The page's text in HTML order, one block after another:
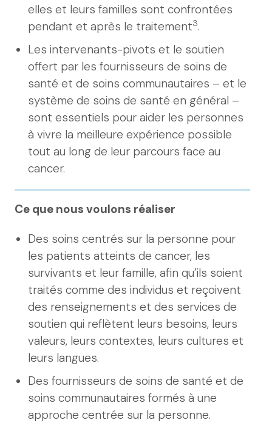
elles et leurs familles sont confrontées
pendant et après le traitement3.
Les intervenants-pivots et le soutien
offert par les fournisseurs de soins de
santé et de soins communautaires – et le
système de soins de santé en général –
sont essentiels pour aider les personnes
à vivre la meilleure expérience possible
tout au long de leur parcours face au
cancer.
Ce que nous voulons réaliser
Des soins centrés sur la personne pour
les patients atteints de cancer, les
survivants et leur famille, afin qu’ils soient
traités comme des individus et reçoivent
des renseignements et des services de
soutien qui reflètent leurs besoins, leurs
valeurs, leurs contextes, leurs cultures et
leurs langues.
Des fournisseurs de soins de santé et de
soins communautaires formés à une
approche centrée sur la personne.